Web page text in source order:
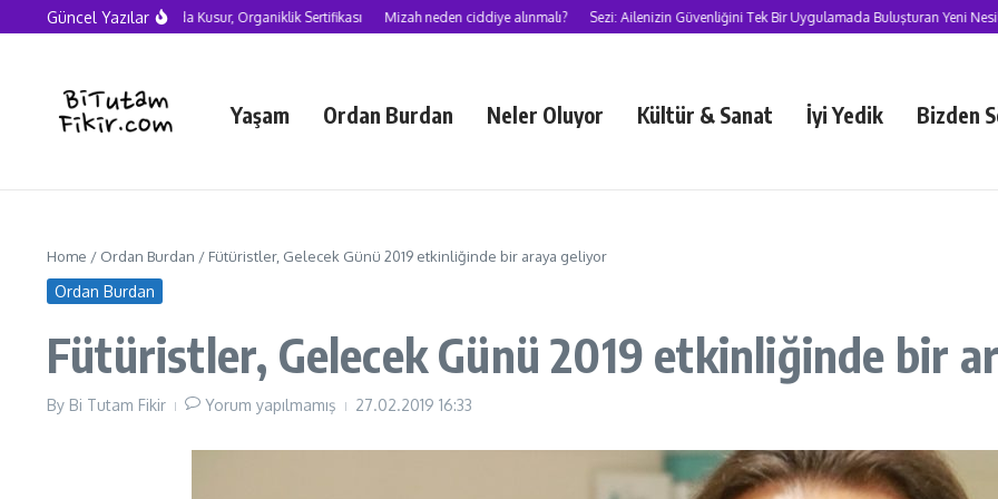
Skip to content
Güncel Yazılar
Yapay Zekâ Çağında Kusur, Organiklik Sertifikası Mizah neden ciddiye alınmalı? Sezi: Ailenizin Güvenliğini Tek Bir Uygulamada Buluşturan Yeni Nesil Süper
Yaşam Ordan Burdan Neler Oluyor Kültür & Sanat İyi Yedik Bizden
Home / Ordan Burdan / Fütüristler, Gelecek Günü 2019 etkinliğinde bir araya geliyor
Ordan Burdan
Fütüristler, Gelecek Günü 2019 etkinliğinde bir
By Bi Tutam Fikir Yorum yapılmamış 27.02.2019 16:33